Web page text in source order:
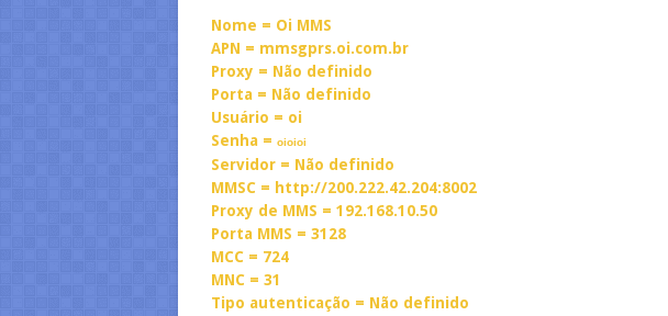
Nome = Oi MMS
APN = mmsgprs.oi.com.br
Proxy = Não definido
Porta = Não definido
Usuário = oi
Senha = oioioi
Servidor = Não definido
MMSC = http://200.222.42.204:8002
Proxy de MMS = 192.168.10.50
Porta MMS = 3128
MCC = 724
MNC = 31
Tipo autenticação = Não definido